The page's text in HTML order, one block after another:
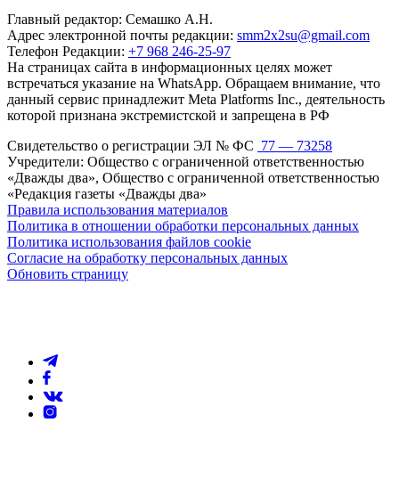
Главный редактор: Семашко А.Н.
Адрес электронной почты редакции: smm2x2su@gmail.com
Телефон Редакции: +7 968 246-25-97
На страницах сайта в информационных целях может
встречаться указание на WhatsApp. Обращаем внимание, что
данный сервис принадлежит Meta Platforms Inc., деятельность
которой признана экстремистской и запрещена в РФ
Свидетельство о регистрации ЭЛ № ФС 77 — 73258
Учредители: Общество с ограниченной ответственностью
«Дважды два», Общество с ограниченной ответственностью
«Редакция газеты «Дважды два»
Правила использования материалов
Политика в отношении обработки персональных данных
Политика использования файлов cookie
Согласие на обработку персональных данных
Обновить страницу